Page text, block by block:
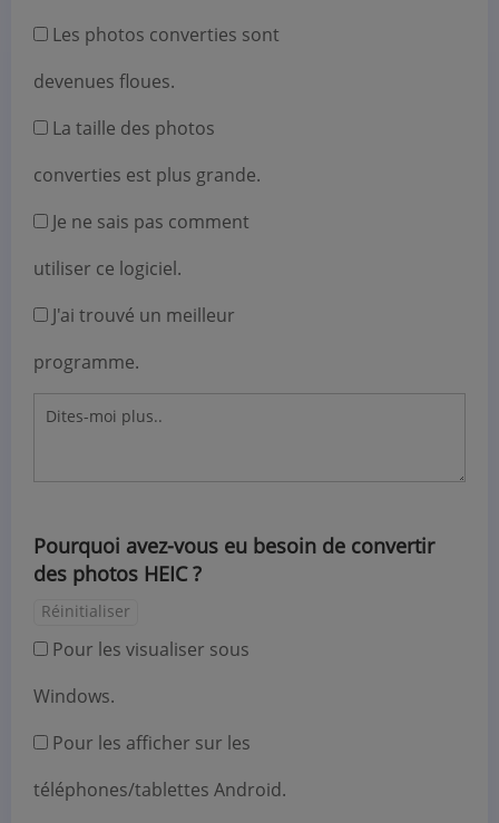
Les photos converties sont
devenues floues.
La taille des photos
converties est plus grande.
Je ne sais pas comment
utiliser ce logiciel.
J'ai trouvé un meilleur
programme.
Pourquoi avez-vous eu besoin de convertir
des photos HEIC ?
Réinitialiser
Pour les visualiser sous
Windows.
Pour les afficher sur les
téléphones/tablettes Android.